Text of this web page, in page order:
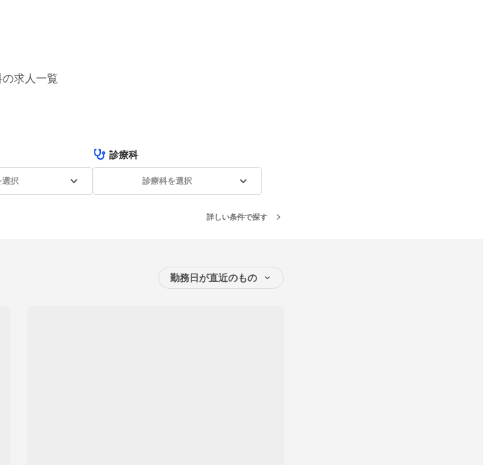
求人一覧
選択
診療科
診療科を選択
詳しい条件で探す
勤務日が直近のもの